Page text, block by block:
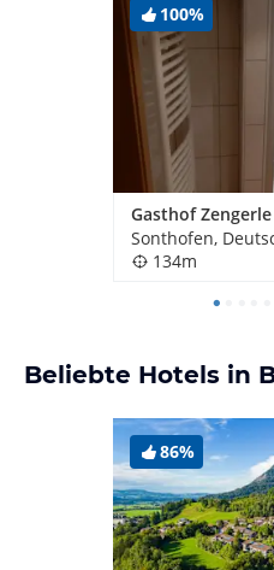
100%
Gasthof Zengerle
Sonthofen,
134m
Beliebte Hotels in
86%